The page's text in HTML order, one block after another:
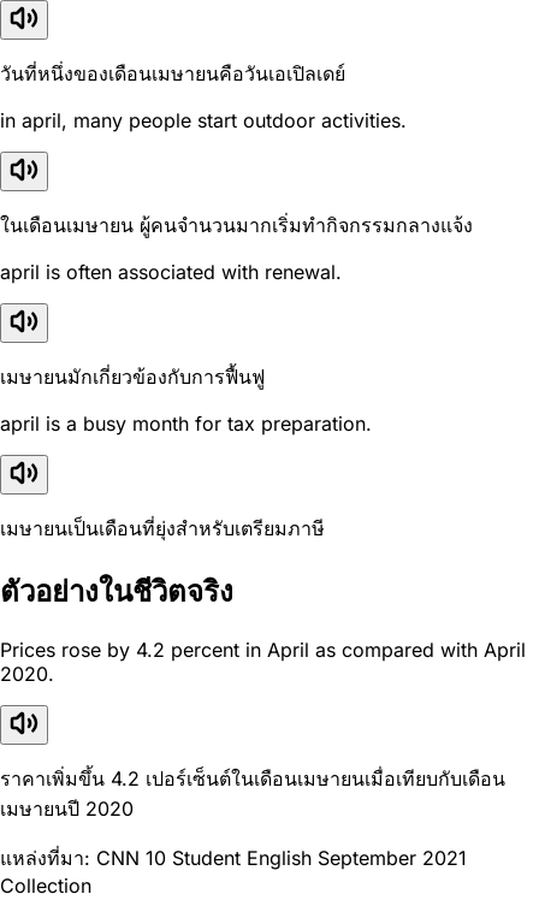
วันที่หนึ่งของเดือนเมษายนคือวันเอเปิลเดย์
in april, many people start outdoor activities.
ในเดือนเมษายน ผู้คนจำนวนมากเริ่มทำกิจกรรมกลางแจ้ง
april is often associated with renewal.
เมษายนมักเกี่ยวข้องกับการฟื้นฟู
april is a busy month for tax preparation.
เมษายนเป็นเดือนที่ยุ่งสำหรับเตรียมภาษี
ตัวอย่างในชีวิตจริง
Prices rose by 4.2 percent in April as compared with April
2020.
ราคาเพิ่มขึ้น 4.2 เปอร์เซ็นต์ในเดือนเมษายนเมื่อเทียบกับเดือน
เมษายนปี 2020
แหล่งที่มา: CNN 10 Student English September 2021
Collection